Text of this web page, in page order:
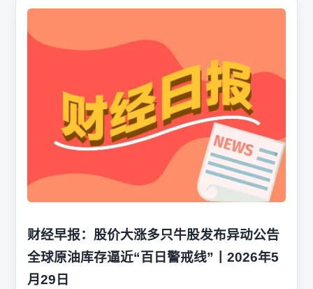
财经早报：股价大涨多只牛股发布异动公告
全球原油库存逼近“百日警戒线”丨2026年5
月29日